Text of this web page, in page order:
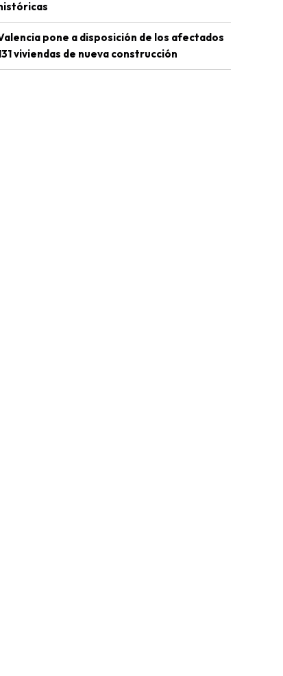
pone a disposición de los afectados
viviendas de nueva construcción